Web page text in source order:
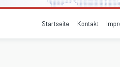
Startseite Kontakt